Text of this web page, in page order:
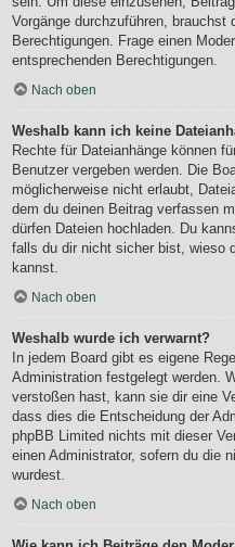
Vorgänge durchzuführen, brauchst
Berechtigungen. Frage einen
entsprechenden Berechtigungen.
Nach oben
Weshalb kann ich keine
Rechte für Dateianhänge können
Benutzer vergeben werden. Die
möglicherweise nicht erlaubt,
dem du deinen Beitrag verfassen
dürfen Dateien hochladen. Du
falls du dir nicht sicher bist, wieso
kannst.
Nach oben
Weshalb wurde ich verwarnt?
In jedem Board gibt es eigene
Administration festgelegt werden.
verstoßen hast, kann sie dir eine
dass dies die Entscheidung der
phpBB Limited nichts mit dieser
einen Administrator, sofern du die
wurdest.
Nach oben